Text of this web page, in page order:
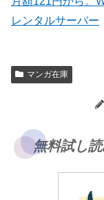
レンタルサーバー
マンガ在庫
無料試し